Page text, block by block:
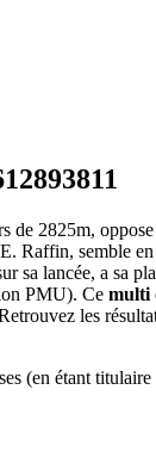
2825m,
Raffin, semble
sa lancée, a sa
PMU). Ce multi
les
(en étant